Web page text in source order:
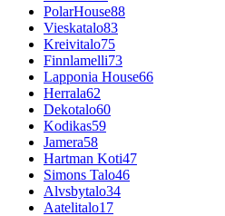
PolarHouse88
Vieskatalo83
Kreivitalo75
Finnlamelli73
Lapponia House66
Herrala62
Dekotalo60
Kodikas59
Jamera58
Hartman Koti47
Simons Talo46
Alvsbytalo34
Aatelitalo17